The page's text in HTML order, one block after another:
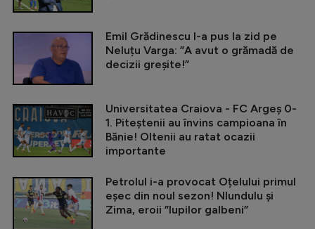
Emil Grădinescu l-a pus la zid pe
Neluțu Varga: ”A avut o grămadă de
decizii greșite!”
Universitatea Craiova - FC Argeș 0-
1. Piteștenii au învins campioana în
Bănie! Oltenii au ratat ocazii
importante
Petrolul i-a provocat Oțelului primul
eșec din noul sezon! Nlundulu și
Zima, eroii ”lupilor galbeni”